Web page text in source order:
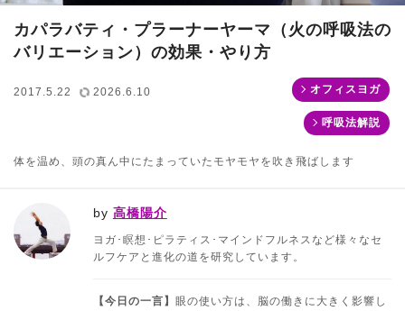
カパラバティ・プラーナーヤーマ（火の呼吸法の
バリエーション）の効果・やり方
2017.5.22 2026.6.10 オフィスヨガ
呼吸法解説
体を温め、頭の真ん中にたまっていたモヤモヤを吹き飛ばします
by 高橋陽介
ヨガ･瞑想･ピラティス･マインドフルネスなど様々なセ
ルフケアと進化の道を研究しています。
【今日の一言】 眼の使い方は、脳の働きに大きく影響し